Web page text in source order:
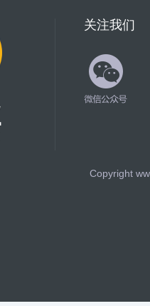
关注我们
Copyright